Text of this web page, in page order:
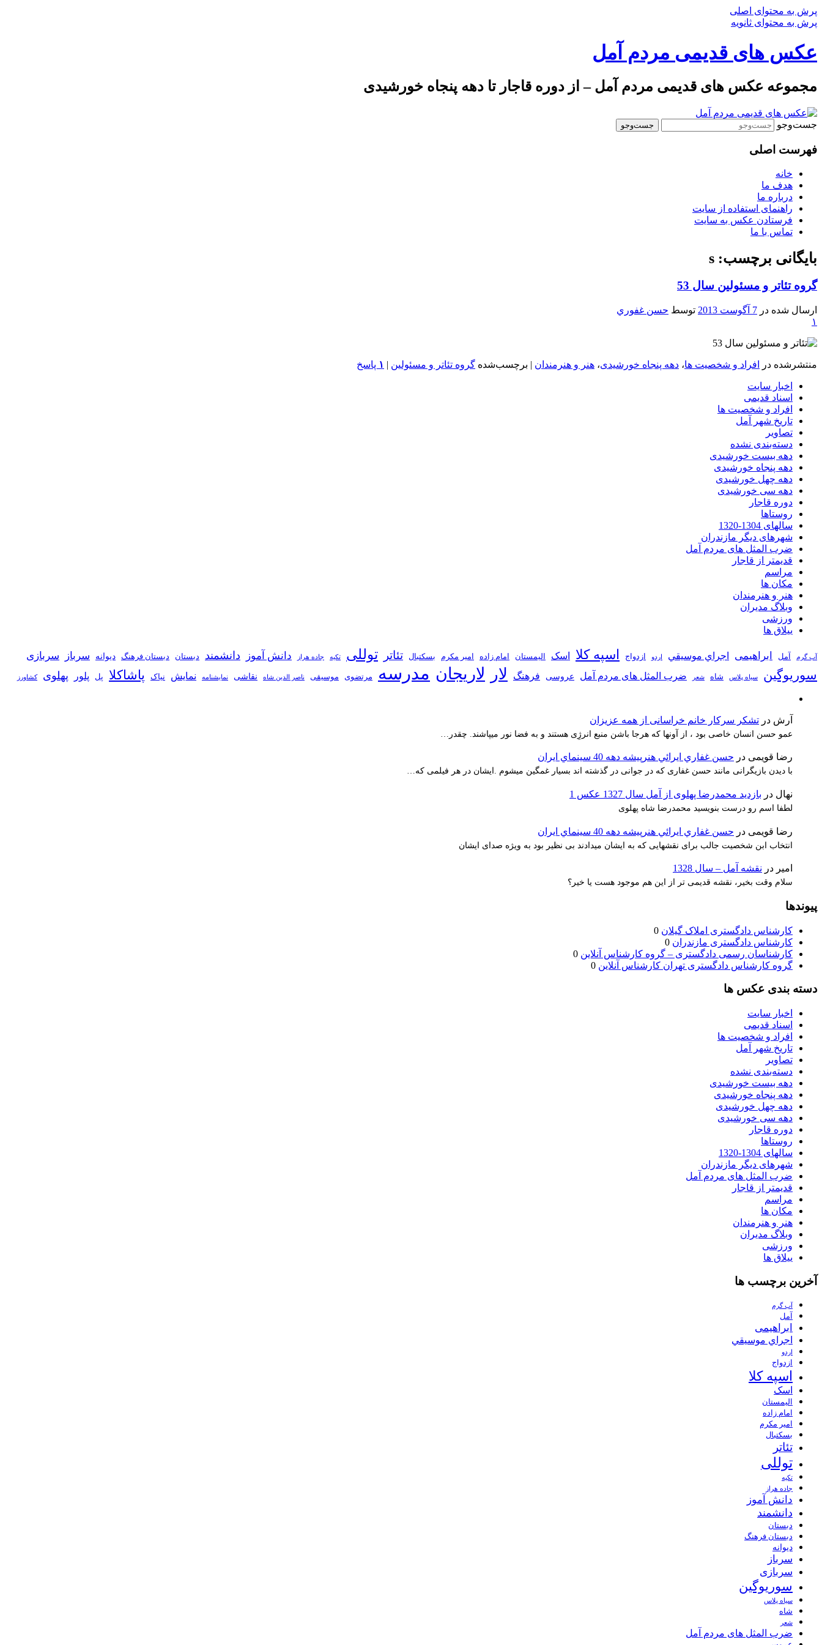
پرش به محتوای اصلی
پرش به محتوای ثانویه
عکس های قدیمی مردم آمل
مجموعه عکس های قدیمی مردم آمل – از دوره قاجار تا دهه پنجاه خورشیدی
جست‌وجو
فهرست اصلی
خانه
هدف ما
درباره ما
راهنمای استفاده از سایت
فرستادن عکس به سایت
تماس با ما
بایگانی برچسب: s
گروه تئاتر و مسئولين سال 53
ارسال شده در 7 آگوست 2013 توسط حسن غفوري
۱
منتشرشده در افراد و شخصیت ها، دهه پنجاه خورشیدی، هنر و هنرمندان | برچسب‌شده گروه تئاتر و مسئولين | ۱ پاسخ
اخبار سایت
اسناد قدیمی
افراد و شخصیت ها
تاریخ شهر آمل
تصاویر
دسته‌بندی نشده
دهه بیست خورشیدی
دهه پنجاه خورشیدی
دهه چهل خورشیدی
دهه سی خورشیدی
دوره قاجار
روستاها
سالهای 1304-1320
شهرهای دیگر مازندران
ضرب المثل های مردم آمل
قدیمتر از قاجار
مراسم
مکان ها
هنر و هنرمندان
وبلاگ مدیران
ورزشی
ییلاق ها
آب گرم آمل ابراهیمی اجراي موسيقي اردو ازدواج اسپه کلا اسک الیمستان امام زاده امیر مکرم بسکتبال تئاتر توللی تکیه جاده هراز دانش آموز دانشمند دبستان دبستان فرهنگ دیوانه سرباز سربازی
سوریوگین سیاه پلاس شاه شعر ضرب المثل های مردم آمل عروسی فرهنگ لار لاریجان مدرسه مرتضوی موسیقی ناصر الدین شاه نقاشی نمايشنامه نمایش نیاک پاشاکلا پل پلور پهلوی کشاورز
آرش در تشکر سرکار خانم خراسانی از همه عزیزان
عمو حسن انسان خاصی بود ، از آونها که هرجا باشن منبع انرژِی هستند و به فضا نور میپاشند. چقدر…
رضا قویمی در حسن غفاري ايرائي هنرپيشه دهه 40 سينماي ايران
با دیدن بازیگرانی مانند حسن غفاری که در جوانی در گذشته اند بسیار غمگین میشوم .ایشان در هر فیلمی که…
نهال در بازدید محمدرضا پهلوی از آمل سال 1327 عکس 1
لطفا اسم رو درست بنویسید محمدرضا شاه پهلوی
رضا قویمی در حسن غفاري ايرائي هنرپيشه دهه 40 سينماي ايران
انتخاب ابن شخصیت جالب برای نقشهایی که به ایشان میدادند بی نظیر بود به ویژه صدای ایشان
امیر در نقشه آمل – سال 1328
سلام وقت بخیر، نقشه قدیمی تر از این هم موجود هست یا خیر؟
پیوندها
کارشناس دادگستری املاک گیلان
کارشناس دادگستری مازندران
کارشناسان رسمی دادگستری – گروه کارشناس آنلاین
گروه کارشناس دادگستری تهران کارشناس آنلاین
دسته بندی عکس ها
اخبار سایت
اسناد قدیمی
افراد و شخصیت ها
تاریخ شهر آمل
تصاویر
دسته‌بندی نشده
دهه بیست خورشیدی
دهه پنجاه خورشیدی
دهه چهل خورشیدی
دهه سی خورشیدی
دوره قاجار
روستاها
سالهای 1304-1320
شهرهای دیگر مازندران
ضرب المثل های مردم آمل
قدیمتر از قاجار
مراسم
مکان ها
هنر و هنرمندان
وبلاگ مدیران
ورزشی
ییلاق ها
آخرین برچسب ها
آب گرم
آمل
ابراهیمی
اجراي موسيقي
اردو
ازدواج
اسپه کلا
اسک
الیمستان
امام زاده
امیر مکرم
بسکتبال
تئاتر
توللی
تکیه
جاده هراز
دانش آموز
دانشمند
دبستان
دبستان فرهنگ
دیوانه
سرباز
سربازی
سوریوگین
سیاه پلاس
شاه
شعر
ضرب المثل های مردم آمل